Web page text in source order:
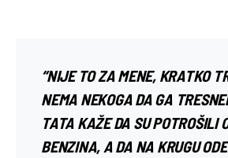
“NIJE TO ZA MENE, KRATKO
NEMA NEKOGA DA GA
TATA KAŽE DA SU POTROŠILI
BENZINA, A DA NA KRUGU